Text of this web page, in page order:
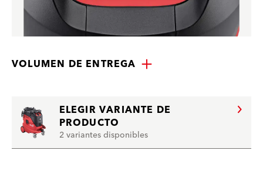
VOLUMEN DE ENTREGA
ELEGIR VARIANTE DE
PRODUCTO
2 variantes disponibles